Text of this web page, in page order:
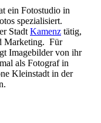
ein Fotostudio in
spezialisiert.
Stadt Kamenz tätig,
Marketing. Für
Imagebilder von ihr
als Fotograf in
Kleinstadt in der